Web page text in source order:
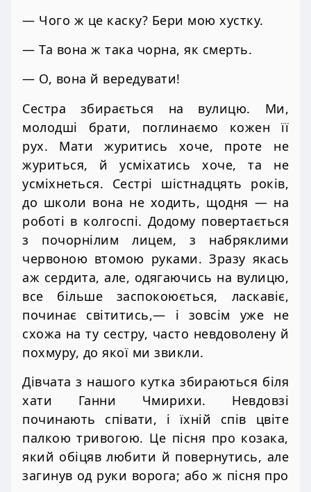
— Чого ж це каску? Бери мою хустку.
— Та вона ж така чорна, як смерть.
— О, вона й вередувати!
Сестра збирається на вулицю. Ми,
молодші брати, поглинаємо кожен її
рух. Мати журитись хоче, проте не
журиться, й усміхатись хоче, та не
усміхнеться. Сестрі шістнадцять років,
до школи вона не ходить, щодня — на
роботі в колгоспі. Додому повертається
з почорнілим лицем, з набряклими
червоною втомою руками. Зразу якась
аж сердита, але, одягаючись на вулицю,
все більше заспокоюється, ласкавіє,
починає світитись,— і зовсім уже не
схожа на ту сестру, часто невдоволену й
похмуру, до якої ми звикли.
Дівчата з нашого кутка збираються біля
хати Ганни Чмирихи. Невдовзі
починають співати, і їхній спів цвіте
палкою тривогою. Це пісня про козака,
який обіцяв любити й повернутись, але
загинув од руки ворога; або ж пісня про